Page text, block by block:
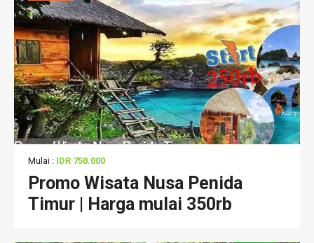
Mulai : IDR 750.000
Promo Wisata Nusa Penida
Timur | Harga mulai 350rb